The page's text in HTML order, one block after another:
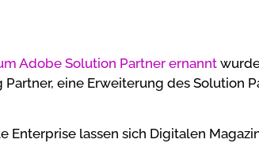
Adobe Solution Partner ernannt
eine Erweiterung des Solution
Enterprise lassen sich Digitalen